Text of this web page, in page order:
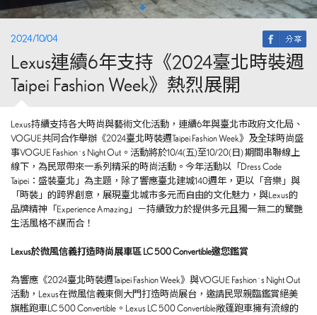
2024/10/04
Lexus連續6年支持《2024臺北時裝週
Taipei Fashion Week》熱烈展開
Lexus持續支持各大時尚與藝術文化活動，連續6年與臺北市政府文化局、
VOGUE共同合作舉辦《2024臺北時裝週Taipei Fashion Week》及全球時尚盛
事VOGUE Fashion`s Night Out。活動將於10/4(五)至10/20(日) 期間串聯線上
線下，為民眾帶來一系列精采的時尚活動。今年活動以「Dress Code
Taipei：盛裝臺北」為主題，除了響應臺北建城140週年，更以「音樂」與
「時裝」的跨界創意，展現臺北城市多元而自由的文化魅力，與Lexus的
品牌精神「Experience Amazing」－持續致力於提供多元且獨一無二的驚艷
生活風格不謀而合！
Lexus於微風信義打造時尚展車區 LC 500 Convertible邀您鑑賞
為響應《2024臺北時裝週Taipei Fashion Week》與VOGUE Fashion`s Night Out
活動，Lexus在微風信義東側大門打造時尚展台，邀請民眾親臨鑑賞絕美
旗艦跑車LC 500 Convertible。Lexus LC 500 Convertible敞篷跑車擁有流線的